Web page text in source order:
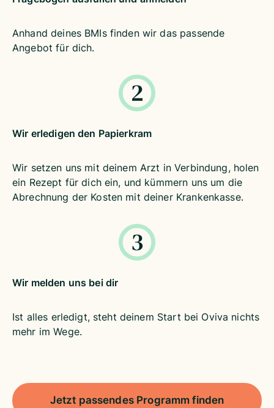
Anhand deines BMIs finden wir das passende
Angebot für dich.
Wir erledigen den Papierkram
Wir setzen uns mit deinem Arzt in Verbindung, holen
ein Rezept für dich ein, und kümmern uns um die
Abrechnung der Kosten mit deiner Krankenkasse.
Wir melden uns bei dir
Ist alles erledigt, steht deinem Start bei Oviva nichts
mehr im Wege.
Jetzt passendes Programm finden